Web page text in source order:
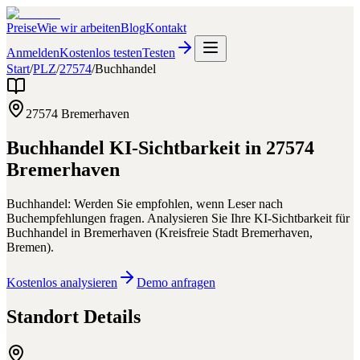
PreiseWie wir arbeitenBlogKontakt
AnmeldenKostenlos testenTesten
Start/PLZ/27574/Buchhandel
27574 Bremerhaven
Buchhandel KI-Sichtbarkeit in 27574
Bremerhaven
Buchhandel: Werden Sie empfohlen, wenn Leser nach
Buchempfehlungen fragen. Analysieren Sie Ihre KI-Sichtbarkeit für
Buchhandel in Bremerhaven (Kreisfreie Stadt Bremerhaven,
Bremen).
Kostenlos analysieren Demo anfragen
Standort Details